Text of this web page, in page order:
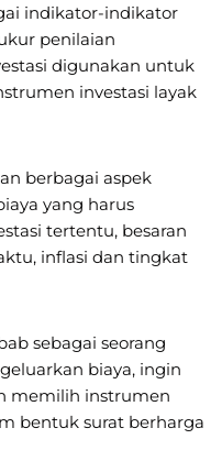
indikator-indikator
penilaian
digunakan untuk
investasi layak
berbagai aspek
yang harus
tertentu, besaran
inflasi dan tingkat
sebagai seorang
biaya, ingin
memilih instrumen
bentuk surat berharga